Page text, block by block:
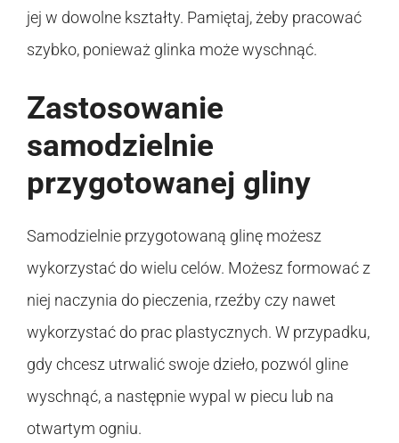
jej w dowolne kształty. Pamiętaj, żeby pracować
szybko, ponieważ glinka może wyschnąć.
Zastosowanie
samodzielnie
przygotowanej gliny
Samodzielnie przygotowaną glinę możesz
wykorzystać do wielu celów. Możesz formować z
niej naczynia do pieczenia, rzeźby czy nawet
wykorzystać do prac plastycznych. W przypadku,
gdy chcesz utrwalić swoje dzieło, pozwól gline
wyschnąć, a następnie wypal w piecu lub na
otwartym ogniu.